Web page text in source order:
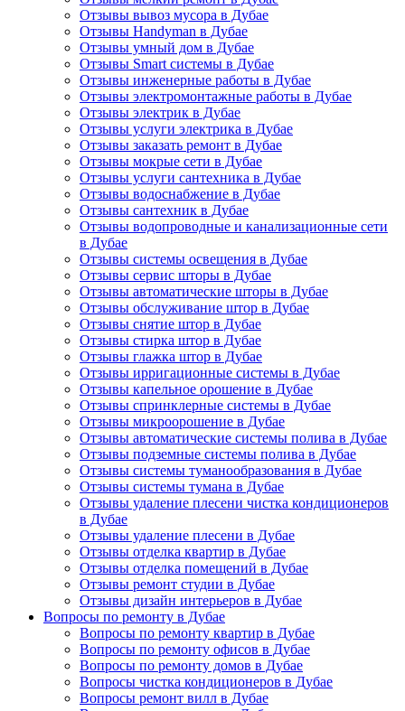
Отзывы вывоз мусора в Дубае
Отзывы Handyman в Дубае
Отзывы умный дом в Дубае
Отзывы Smart системы в Дубае
Отзывы инженерные работы в Дубае
Отзывы электромонтажные работы в Дубае
Отзывы электрик в Дубае
Отзывы услуги электрика в Дубае
Отзывы заказать ремонт в Дубае
Отзывы мокрые сети в Дубае
Отзывы услуги сантехника в Дубае
Отзывы водоснабжение в Дубае
Отзывы сантехник в Дубае
Отзывы водопроводные и канализационные сети
в Дубае
Отзывы системы освещения в Дубае
Отзывы сервис шторы в Дубае
Отзывы автоматические шторы в Дубае
Отзывы обслуживание штор в Дубае
Отзывы снятие штор в Дубае
Отзывы стирка штор в Дубае
Отзывы глажка штор в Дубае
Отзывы ирригационные системы в Дубае
Отзывы капельное орошение в Дубае
Отзывы спринклерные системы в Дубае
Отзывы микроорошение в Дубае
Отзывы автоматические системы полива в Дубае
Отзывы подземные системы полива в Дубае
Отзывы системы туманообразования в Дубае
Отзывы системы тумана в Дубае
Отзывы удаление плесени чистка кондиционеров
в Дубае
Отзывы удаление плесени в Дубае
Отзывы отделка квартир в Дубае
Отзывы отделка помещений в Дубае
Отзывы ремонт студии в Дубае
Отзывы дизайн интерьеров в Дубае
Вопросы по ремонту в Дубае
Вопросы по ремонту квартир в Дубае
Вопросы по ремонту офисов в Дубае
Вопросы по ремонту домов в Дубае
Вопросы чистка кондиционеров в Дубае
Вопросы ремонт вилл в Дубае